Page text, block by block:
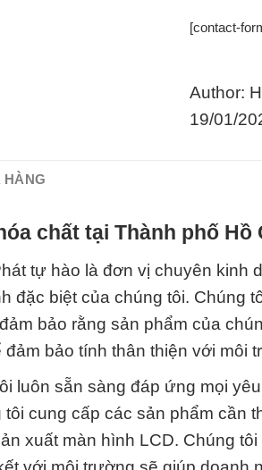
[contact-
Author:
19/01/
HÀNG
chất tại Thành phố Hồ
tự hào là đơn vị chuyên kinh
đặc biệt của chúng tôi. Chúng
bảo rằng sản phẩm của
bảo tính thân thiện với môi
luôn sẵn sàng đáp ứng mọi
cung cấp các sản phẩm cần
xuất màn hình LCD. Chúng